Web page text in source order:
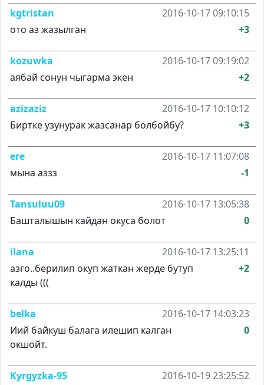
kgtristan
2016-10-17 09:10:15
ото аз жазылган
+3
kozuwka
2016-10-17 09:19:02
аябай сонун чыгарма экен
+2
azizaziz
2016-10-17 10:10:12
Биртке узунурак жазсанар болбойбу?
+3
ere
2016-10-17 11:07:08
мына аззз
-1
Tansuluu09
2016-10-17 13:05:38
Башталышын кайдан окуса болот
0
ilana
2016-10-17 13:25:11
азго..берилип окуп жаткан жерде бутуп
калды (((
+2
belka
2016-10-17 14:03:23
Иий байкуш балага илешип калган
окшойт.
0
Kyrgyzka-95
2016-10-19 23:25:52